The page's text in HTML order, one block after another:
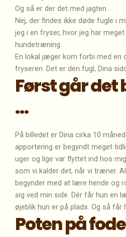
Og så er der det med jagten.
Nej, der findes ikke døde fugle i
jeg i en fryser, hvor jeg har
hundetræning.
En lokal jæger kom forbi med en
fryseren. Det er den fugl, Dina
Først går
…
På billedet er Dina cirka 10
apportering er begyndt meget
uger og lige var flyttet ind hos
som vi kalder det, når vi træner.
begynder med at lære hende og
sig ved min side. Dér får hun en
øjeblik hun er på plads. Og så
Poten på